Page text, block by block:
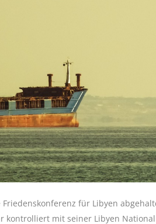
für Libyen
kontrolliert mit seiner Libyen